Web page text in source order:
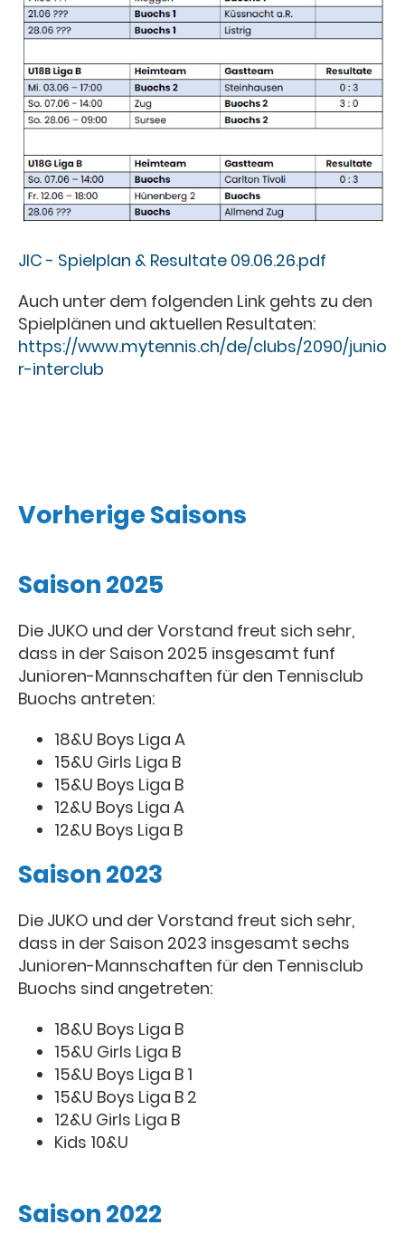
JIC - Spielplan & Resultate 09.06.26.pdf
Auch unter dem folgenden Link gehts zu den
Spielplänen und aktuellen Resultaten:
https://www.mytennis.ch/de/clubs/2090/junio
r-interclub
Vorherige Saisons
Saison 2025
Die JUKO und der Vorstand freut sich sehr,
dass in der Saison 2025 insgesamt funf
Junioren-Mannschaften für den Tennisclub
Buochs antreten:
18&U Boys Liga A
15&U Girls Liga B
15&U Boys Liga B
12&U Boys Liga A
12&U Boys Liga B
Saison 2023
Die JUKO und der Vorstand freut sich sehr,
dass in der Saison 2023 insgesamt sechs
Junioren-Mannschaften für den Tennisclub
Buochs sind angetreten:
18&U Boys Liga B
15&U Girls Liga B
15&U Boys Liga B 1
15&U Boys Liga B 2
12&U Girls Liga B
Kids 10&U
Saison 2022